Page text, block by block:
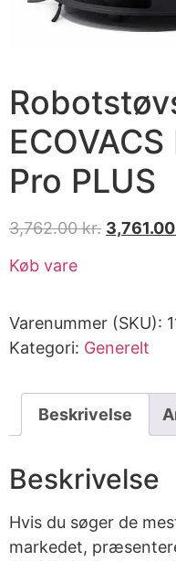
Pro PLUS
3,762.00kr. 3,761.00
Køb vare
Varenummer (SKU):
Kategori: Generelt
Beskrivelse
Beskrivelse
Hvis du søger de
markedet,